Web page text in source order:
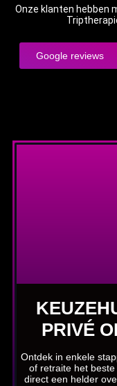
Onze klanten hebben
Google reviews
PRIVÉ
Ontdek in enkele
of retraite het
direct een helder